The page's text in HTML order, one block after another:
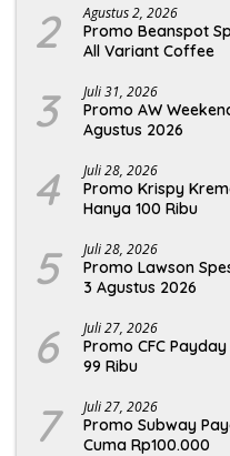
2 Agustus 2, 2026
Promo Beanspot
All Variant Coffee
3 Juli 31, 2026
Promo AW
Agustus 2026
4 Juli 28, 2026
Promo Krispy
Hanya 100 Ribu
5 Juli 28, 2026
Promo Lawson
3 Agustus 2026
6 Juli 27, 2026
Promo CFC
99 Ribu
7 Juli 27, 2026
Promo Subway
Cuma Rp100.000